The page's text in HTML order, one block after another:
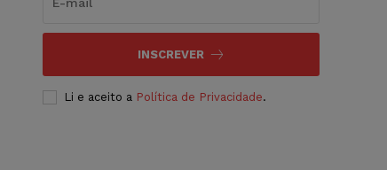
INSCREVER
Li e aceito a Política de Privacidade.